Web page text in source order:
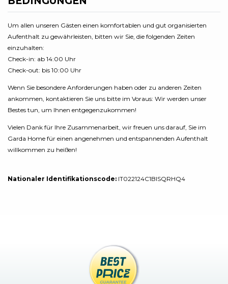
Um allen unseren Gästen einen komfortablen und gut organisierten
Aufenthalt zu gewährleisten, bitten wir Sie, die folgenden Zeiten
einzuhalten:
Check-in: ab 14:00 Uhr
Check-out: bis 10:00 Uhr
Wenn Sie besondere Anforderungen haben oder zu anderen Zeiten
ankommen, kontaktieren Sie uns bitte im Voraus: Wir werden unser
Bestes tun, um Ihnen entgegenzukommen!
Vielen Dank für Ihre Zusammenarbeit, wir freuen uns darauf, Sie im
Garda Home für einen angenehmen und entspannenden Aufenthalt
willkommen zu heißen!
Nationaler Identifikationscode: IT022124C1BISQRHQ4